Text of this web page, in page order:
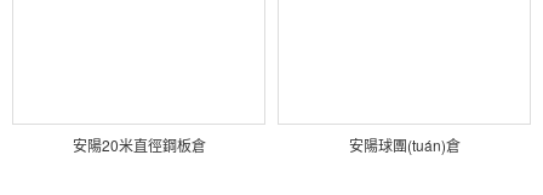
安陽20米直徑鋼板倉 安陽球團(tuán)倉